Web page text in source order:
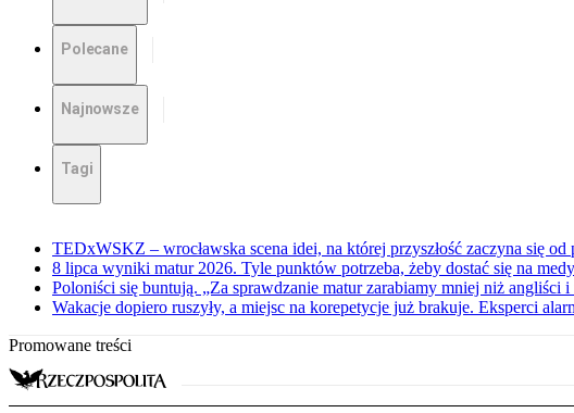
Polecane
Najnowsze
Tagi
TEDxWSKZ – wrocławska scena idei, na której przyszłość zaczyna się od
8 lipca wyniki matur 2026. Tyle punktów potrzeba, żeby dostać się na
Poloniści się buntują. „Za sprawdzanie matur zarabiamy mniej niż angliści i
Wakacje dopiero ruszyły, a miejsc na korepetycje już brakuje. Eksperci
Promowane treści